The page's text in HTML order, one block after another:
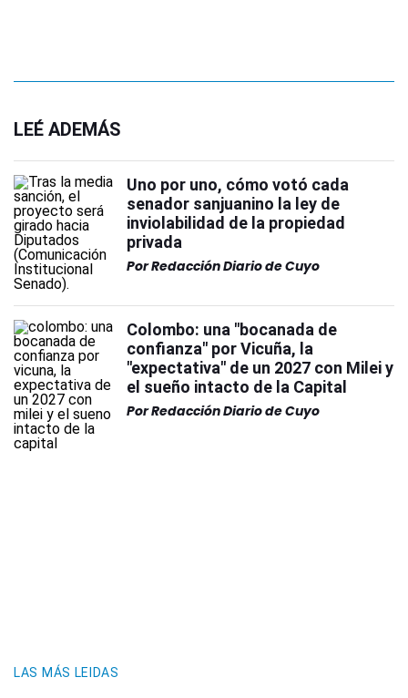
LEÉ ADEMÁS
Uno por uno, cómo votó cada
senador sanjuanino la ley de
inviolabilidad de la propiedad
privada
PorRedacción Diario de Cuyo
Colombo: una "bocanada de
confianza" por Vicuña, la
"expectativa" de un 2027 con Milei y
el sueño intacto de la Capital
PorRedacción Diario de Cuyo
LAS MÁS LEIDAS